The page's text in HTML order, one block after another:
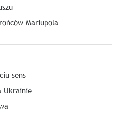
Mariupola
sens
Ukrainie